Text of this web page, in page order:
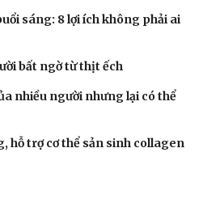
sáng: 8 lợi ích không phải ai
bất ngờ từ thịt ếch
nhiều người nhưng lại có thể
hỗ trợ cơ thể sản sinh collagen